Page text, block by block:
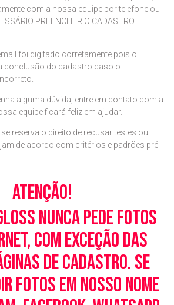
com a nossa equipe por telefone ou
PREENCHER O CADASTRO
foi digitado corretamente pois o
conclusão do cadastro caso o
alguma dúvida, entre em contato com a
equipe ficará feliz em ajudar.
se reserva o direito de recusar testes ou
de acordo com critérios e padrões pré-
Atenção!
nunca pede fotos
com exceção das
de cadastro. Se
fotos em nosso nome